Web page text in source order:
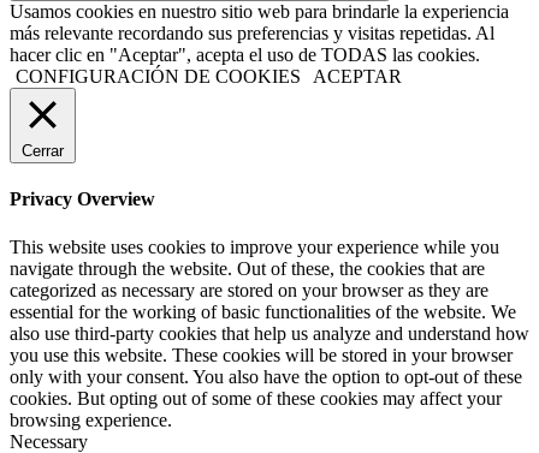
Usamos cookies en nuestro sitio web para brindarle la experiencia
más relevante recordando sus preferencias y visitas repetidas. Al
hacer clic en "Aceptar", acepta el uso de TODAS las cookies.
CONFIGURACIÓN DE COOKIES
ACEPTAR
Cerrar
Privacy Overview
This website uses cookies to improve your experience while you
navigate through the website. Out of these, the cookies that are
categorized as necessary are stored on your browser as they are
essential for the working of basic functionalities of the website. We
also use third-party cookies that help us analyze and understand how
you use this website. These cookies will be stored in your browser
only with your consent. You also have the option to opt-out of these
cookies. But opting out of some of these cookies may affect your
browsing experience.
Necessary